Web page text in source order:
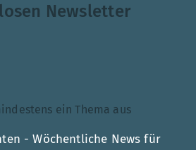
Newsletter
mindestens ein Thema aus
- Wöchentliche News für